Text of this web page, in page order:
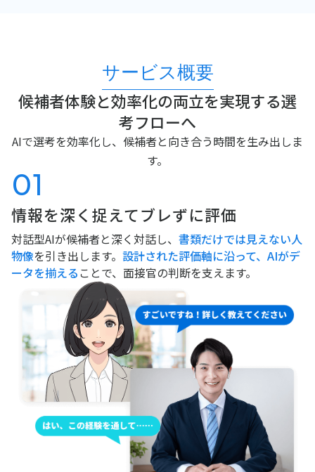
サービス概要
候補者体験と効率化の両立を実現する選
考フローへ
AIで選考を効率化し、候補者と向き合う時間を生み出しま
す。
01
情報を深く捉えてブレずに評価
対話型AIが候補者と深く対話し、 書類だけでは見えない人
物像を引き出します。 設計された評価軸に沿って、AIがデ
ータを揃える ことで、面接官の判断を支えます。